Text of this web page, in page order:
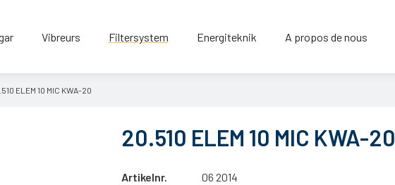
Vibreurs Filtersystem Energiteknik A propos de nous
ELEM 10 MIC KWA-20
20.510 ELEM 10 MIC KWA-20
Artikelnr.
06 2014